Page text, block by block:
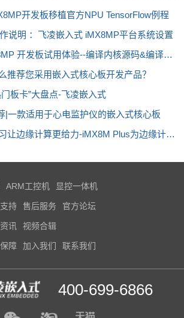
steamer)
开发板移植官方NPU TensorFlow例程
说明 ：飞凌嵌入式 iMX8MP平台系统设置
开发板试用体验--编译内核源码&编译DP
无锁环队列进程间通信
推荐您采用嵌入式核心板开发产品？
板卡”大盘点-飞凌嵌入式
|一款适用于心电监护仪的嵌入式核心板
让边缘计算更给力-iMX8M Plus为边缘计算
ARM工控机 显控一体机
持 售后服务 官方论坛
讯 视频合辑
障 加入我们 联系我们
400-699-6866